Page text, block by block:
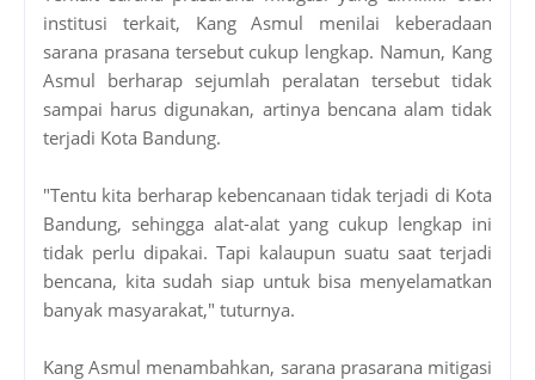
institusi terkait, Kang Asmul menilai keberadaan
sarana prasana tersebut cukup lengkap. Namun, Kang
Asmul berharap sejumlah peralatan tersebut tidak
sampai harus digunakan, artinya bencana alam tidak
terjadi Kota Bandung.
"Tentu kita berharap kebencanaan tidak terjadi di Kota
Bandung, sehingga alat-alat yang cukup lengkap ini
tidak perlu dipakai. Tapi kalaupun suatu saat terjadi
bencana, kita sudah siap untuk bisa menyelamatkan
banyak masyarakat," tuturnya.
Kang Asmul menambahkan, sarana prasarana mitigasi